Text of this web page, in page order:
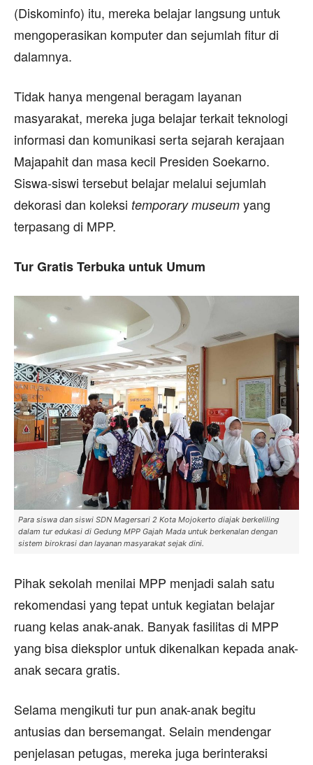
(Diskominfo) itu, mereka belajar langsung untuk
mengoperasikan komputer dan sejumlah fitur di
dalamnya.
Tidak hanya mengenal beragam layanan
masyarakat, mereka juga belajar terkait teknologi
informasi dan komunikasi serta sejarah kerajaan
Majapahit dan masa kecil Presiden Soekarno.
Siswa-siswi tersebut belajar melalui sejumlah
dekorasi dan koleksi temporary museum yang
terpasang di MPP.
Tur Gratis Terbuka untuk Umum
Para siswa dan siswi SDN Magersari 2 Kota Mojokerto diajak berkeliling
dalam tur edukasi di Gedung MPP Gajah Mada untuk berkenalan dengan
sistem birokrasi dan layanan masyarakat sejak dini.
Pihak sekolah menilai MPP menjadi salah satu
rekomendasi yang tepat untuk kegiatan belajar
ruang kelas anak-anak. Banyak fasilitas di MPP
yang bisa dieksplor untuk dikenalkan kepada anak-
anak secara gratis.
Selama mengikuti tur pun anak-anak begitu
antusias dan bersemangat. Selain mendengar
penjelasan petugas, mereka juga berinteraksi